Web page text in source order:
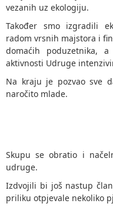
vezanih uz ekologiju.
Također smo izgradili
radom vrsnih majstora i
domaćih
aktivnosti Udruge
Na kraju je pozvao sve
naročito mlade.
Skupu se obratio i
udruge.
Izdvojili bi još nastup
priliku otpjevale nekoliko